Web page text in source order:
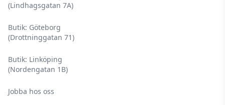
(Lindhagsgatan 7A)
Butik: Göteborg
(Drottninggatan 71)
Butik: Linköping
(Nordengatan 1B)
Jobba hos oss